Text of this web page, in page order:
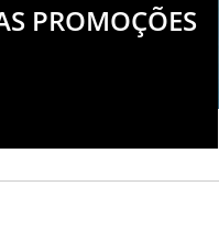
PROMOÇÕES